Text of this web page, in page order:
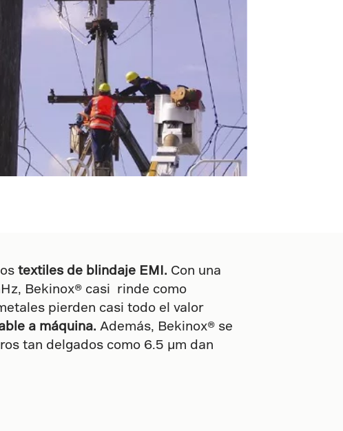
textiles de blindaje EMI. Con una
Bekinox® casi rinde como
pierden casi todo el valor
a máquina. Además, Bekinox® se
tan delgados como 6.5 µm dan